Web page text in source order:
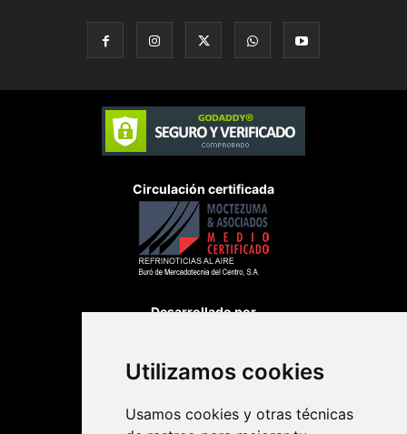
Utilizamos cookies
Usamos cookies y otras técnicas
Circulación certificada
Desarrollado por